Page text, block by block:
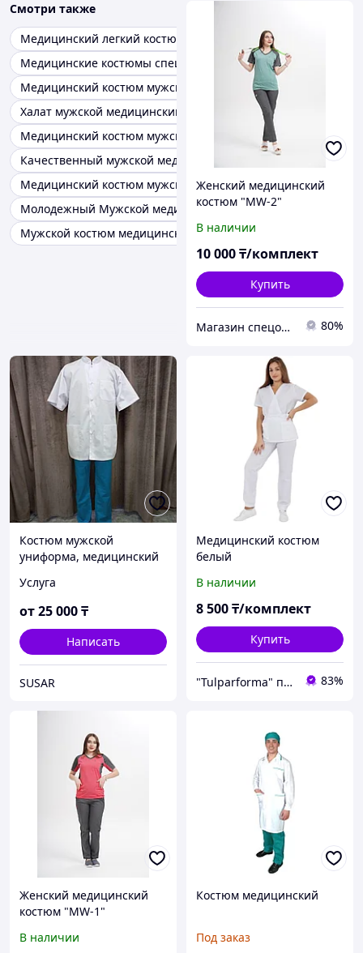
Смотри также
Медицинский легкий костюм мужской
Медицинские костюмы спецодежда
Медицинский костюм мужской хб
Халат мужской медицинский спецодежда
Медицинский костюм мужской денвер
Качественный мужской медицинский костюм костюм
Медицинский костюм мужской фисташковый
Молодежный Мужской медицинский костюм
Мужской костюм медицинский для студента
Женский медицинский
костюм "MW-2"
В наличии
10 000₸/комплект
Купить
Магазин спецодежды ROBAMAG 80%
Костюм мужской
униформа, медицинский
Услуга
от25 000₸
Написать
SUSAR
Медицинский костюм
белый
В наличии
8 500₸/комплект
Купить
"Tulparforma" производственно-торговая компания. Спецодежда, Спецобувь, СИЗ в Алмате 83%
Женский медицинский
костюм "MW-1"
В наличии
Костюм медицинский
Под заказ